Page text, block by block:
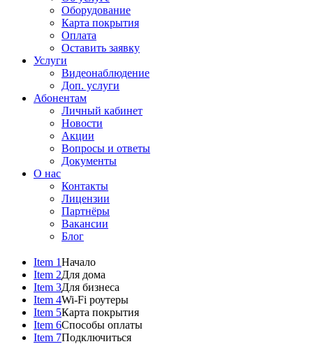
Оборудование
Карта покрытия
Оплата
Оставить заявку
Услуги
Видеонаблюдение
Доп. услуги
Абонентам
Личный кабинет
Новости
Акции
Вопросы и ответы
Документы
О нас
Контакты
Лицензии
Партнёры
Вакансии
Блог
Item 1Начало
Item 2Для дома
Item 3Для бизнеса
Item 4Wi-Fi роутеры
Item 5Карта покрытия
Item 6Способы оплаты
Item 7Подключиться